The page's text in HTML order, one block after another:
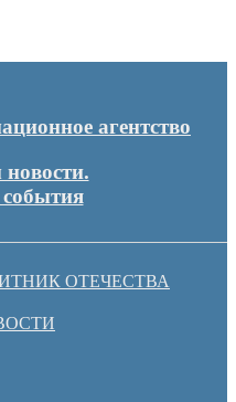
агентство
новости.
ОТЕЧЕСТВА